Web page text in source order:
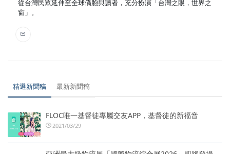
從台灣民眾延伸至全球僑胞與讀者，充分扮演「台灣之眼，世界之
窗」。
精選新聞稿 最新新聞稿
FLOC唯一基督徒專屬交友APP，基督徒的新福音
2021/03/29